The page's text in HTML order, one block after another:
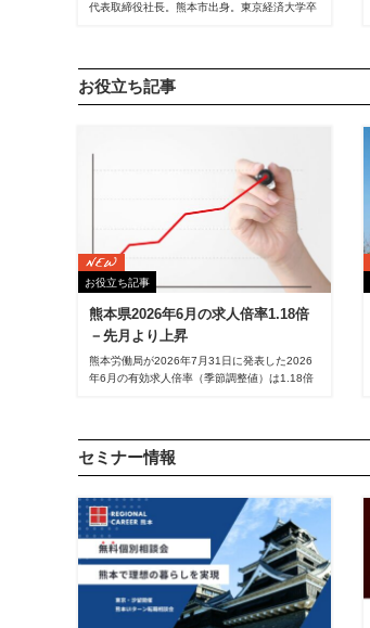
代表取締役社長。熊本市出身。東京経済大学卒
表取締役社長（4代目）に就任、現在に至る。
お役立ち記事
お役立ち記事
熊本県2026年6月の求人倍率1.18倍
－先月より上昇
熊本労働局が2026年7月31日に発表した2026
年6月の有効求人倍率（季節調整値）は1.18倍
次いで、2位の結果に。
セミナー情報